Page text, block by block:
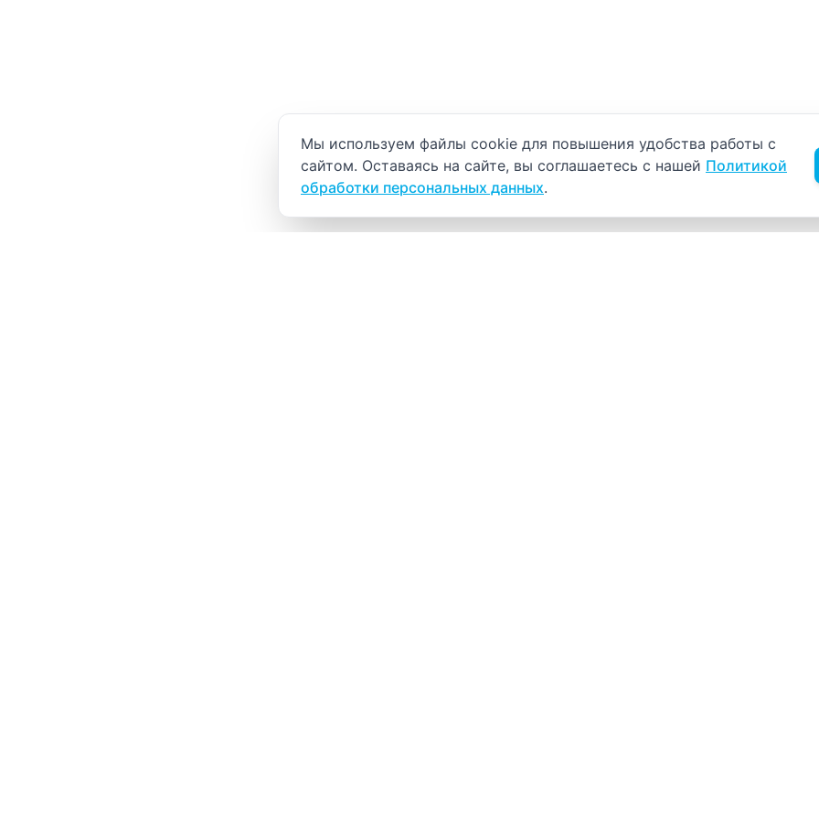
Уведомление об использовании cookie
Мы используем файлы cookie для повышения удобства работы с
сайтом. Оставаясь на сайте, вы соглашаетесь с нашей Политикой
обработки персональных данных.